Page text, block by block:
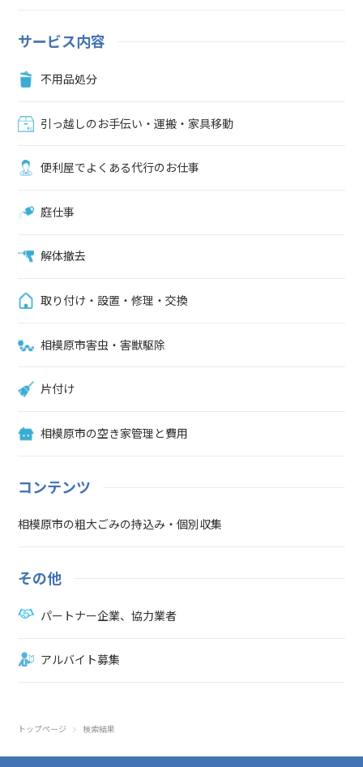
希望がある場合はご連絡ください。その他のサービスにも対応可能
しています。 草むしり、草刈り木の剪定庭木の抜根、伐採除草剤散
見積もりは無料ですので、お気軽にご相談ください。相模原市で竹・
笹の伐採、竹やぶ・竹林整備は便利屋「ユースフル」におまかせくだ
たい方は、便利屋「ユースフル」にご相談ください。竹や笹の伐採を
容を伺い、個別に対応いたします。 お見積もりは無料です。電話
（042-703-6207）やメール、ラインで対応いたします。電話に出られ
ます。まずは、お気軽にご相談ください。竹や笹の伐採や竹林の整備
い。伐採を3,300円から／本、伐根を5,500円から／本対応していま
す。※電話が出れずに折り返す場合はこちらの番号090-2749-8058か
サービス内容
不用品処分
引っ越しのお手伝い・運搬・家具移動
便利屋でよくある代行のお仕事
庭仕事
解体撤去
取り付け・設置・修理・交換
相模原市害虫・害獣駆除
片付け
相模原市の空き家管理と費用
コンテンツ
相模原市の粗大ごみの持込み・個別収集
その他
パートナー企業、協力業者
アルバイト募集
トップページ 検索結果